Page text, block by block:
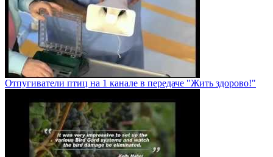
Отпугиватели птиц на 1 канале в передаче "Жить здорово!"